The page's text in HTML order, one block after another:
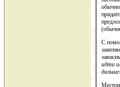
обычно
С
идти